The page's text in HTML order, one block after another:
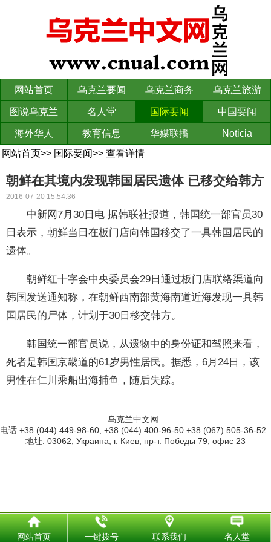
网站首页 乌克兰要闻 乌克兰商务 乌克兰旅游
图说乌克兰 名人堂 国际要闻 中国要闻
海外华人 教育信息 华媒联播
Noticia
网站首页>> 国际要闻>> 查看详情
朝鲜在其境内发现韩国居民遗体 已移交给韩方
2016-07-20 15:54:36
中新网7月30日电 据韩联社报道，韩国统一部官员30
日表示，朝鲜当日在板门店向韩国移交了一具韩国居民的
遗体。
朝鲜红十字会中央委员会29日通过板门店联络渠道向
韩国发送通知称，在朝鲜西南部黄海南道近海发现一具韩
国居民的尸体，计划于30日移交韩方。
韩国统一部官员说，从遗物中的身份证和驾照来看，
死者是韩国京畿道的61岁男性居民。据悉，6月24日，该
男性在仁川乘船出海捕鱼，随后失踪。
乌克兰中文网
电话:+38 (044) 449-98-60, +38 (044) 400-96-50 +38 (067) 505-36-52
地址: 03062, Украина, г. Киев, пр-т. Победы 79, офис 23
网站首页 一键拨号 联系我们 名人堂